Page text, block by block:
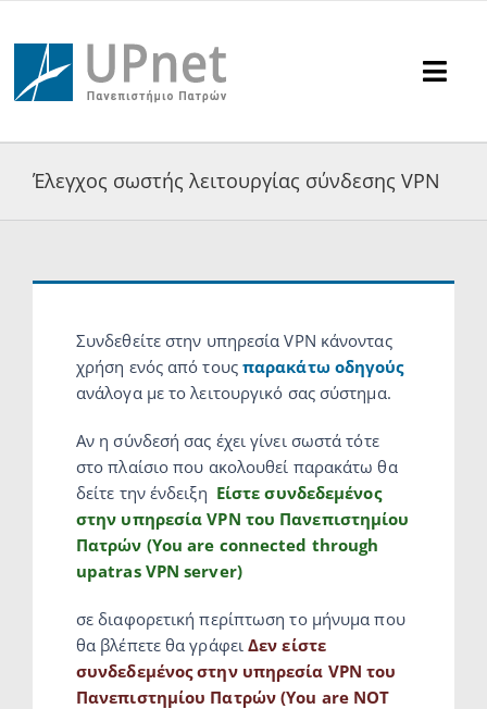
στο
περιεχόμενο
Υπηρεσίες
Επικοινωνία
Αναζήτηση
Έλεγχος σωστής λειτουργίας σύνδεσης VPN
Συνδεθείτε στην υπηρεσία VPN κάνοντας
χρήση ενός από τουςπαρακάτω οδηγούς
ανάλογα με το λειτουργικό σας σύστημα.
Αν η σύνδεσή σας έχει γίνει σωστά τότε
στο πλαίσιο που ακολουθεί παρακάτω θα
δείτε την ένδειξη Είστε συνδεδεμένος
στην υπηρεσία VPN του Πανεπιστημίου
Πατρών (You are connected through
upatras VPN server)
σε διαφορετική περίπτωση το μήνυμα που
θα βλέπετε θα γράφειΔεν είστε
συνδεδεμένος στην υπηρεσία VPN του
Πανεπιστημίου Πατρών (You are NOT